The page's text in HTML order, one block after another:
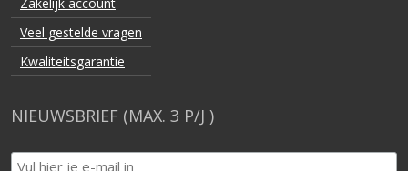
NIEUWSBRIEF (MAX. 3 P/J )